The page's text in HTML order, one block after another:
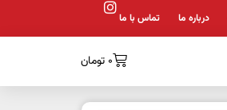
درباره ما تماس با ما
0 تومان